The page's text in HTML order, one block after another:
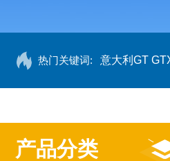
热门关键词: 意大利GT
产品分类